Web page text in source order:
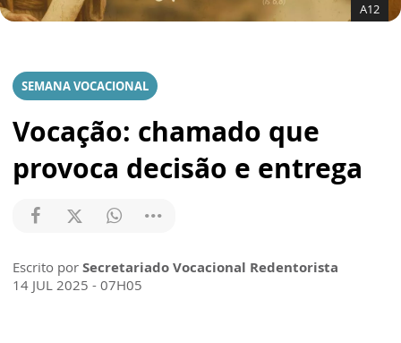
A12
SEMANA VOCACIONAL
Vocação: chamado que
provoca decisão e entrega
Escrito por Secretariado Vocacional Redentorista
14 JUL 2025 - 07H05